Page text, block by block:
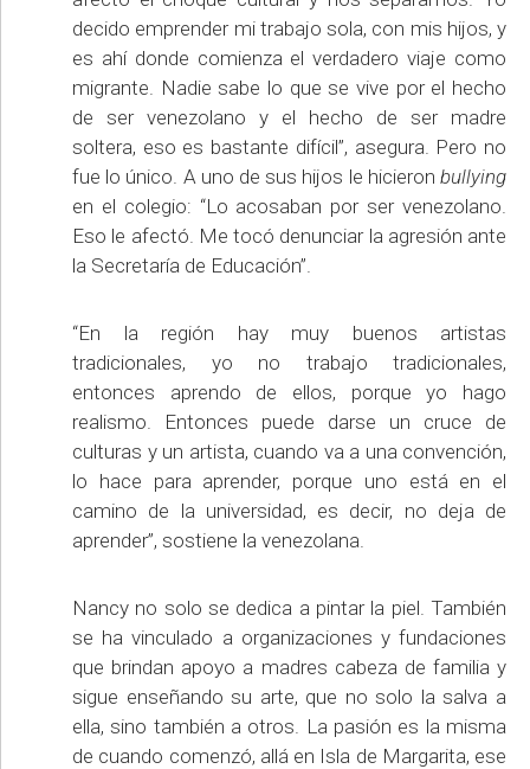
decido emprender mi trabajo sola, con mis hijos, y
es ahí donde comienza el verdadero viaje como
migrante. Nadie sabe lo que se vive por el hecho
de ser venezolano y el hecho de ser madre
soltera, eso es bastante difícil”, asegura. Pero no
fue lo único. A uno de sus hijos le hicieron bullying
en el colegio: “Lo acosaban por ser venezolano.
Eso le afectó. Me tocó denunciar la agresión ante
la Secretaría de Educación”.
“En la región hay muy buenos artistas
tradicionales, yo no trabajo tradicionales,
entonces aprendo de ellos, porque yo hago
realismo. Entonces puede darse un cruce de
culturas y un artista, cuando va a una convención,
lo hace para aprender, porque uno está en el
camino de la universidad, es decir, no deja de
aprender”, sostiene la venezolana.
Nancy no solo se dedica a pintar la piel. También
se ha vinculado a organizaciones y fundaciones
que brindan apoyo a madres cabeza de familia y
sigue enseñando su arte, que no solo la salva a
ella, sino también a otros. La pasión es la misma
de cuando comenzó, allá en Isla de Margarita, ese